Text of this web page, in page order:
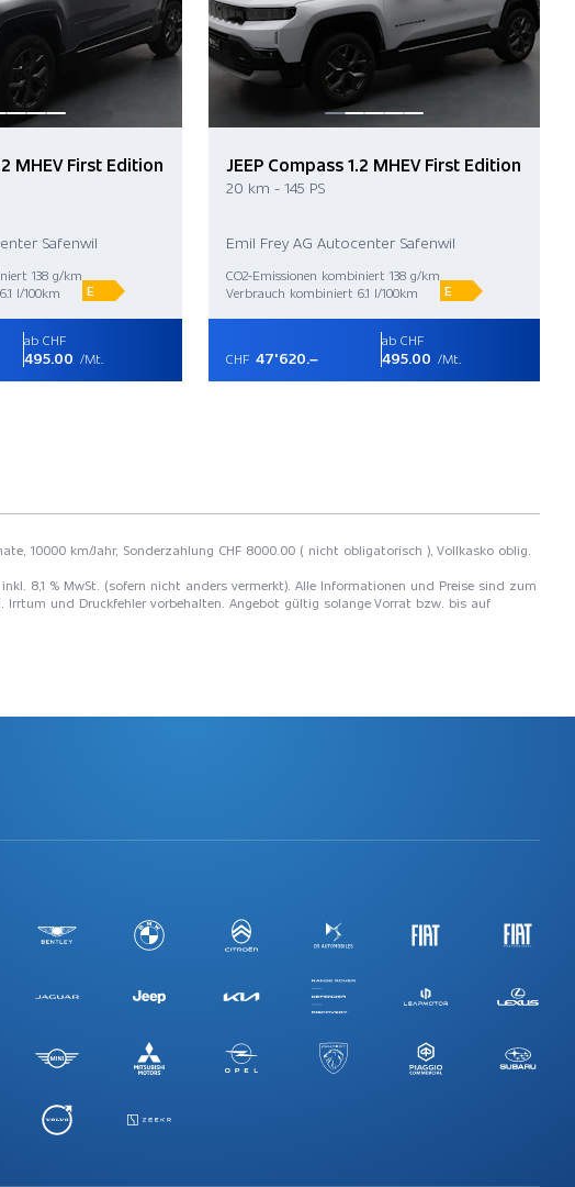
MHEV First Edition
Safenwil
138 g/km
l/100km
E
ab CHF
495.00 /Mt.
JEEP Compass 1.2 MHEV First Edition
20 km - 145 PS
Emil Frey AG Autocenter Safenwil
CO2-Emissionen kombiniert 138 g/km
Verbrauch kombiniert 6.1 l/100km
E
CHF 47'620.–
ab CHF
495.00 /Mt.
10000 km/Jahr, Sonderzahlung CHF 8000.00 ( nicht obligatorisch ), Vollkasko oblig.
8,1 % MwSt. (sofern nicht anders vermerkt). Alle Informationen und Preise sind zum
und Druckfehler vorbehalten. Angebot gültig solange Vorrat bzw. bis auf